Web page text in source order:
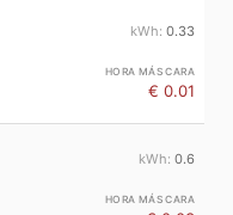
0.33
€ 0.01
0.6